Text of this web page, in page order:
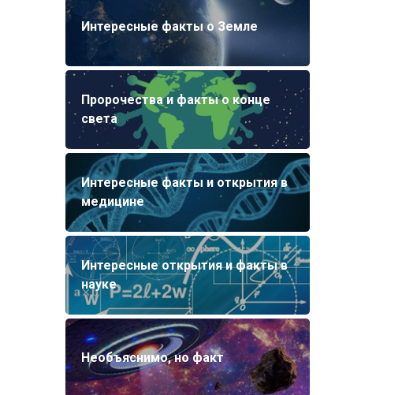
Интересные факты о Земле
Пророчества и факты о конце
света
Интересные факты и открытия в
медицине
Интересные открытия и факты в
науке
Необъяснимо, но факт